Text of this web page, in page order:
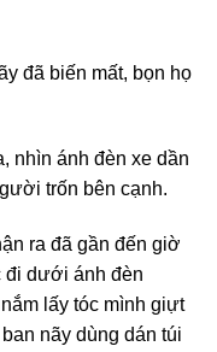
đã biến mất, bọn họ
nhìn ánh đèn xe dần
trốn bên cạnh.
ra đã gần đến giờ
đi dưới ánh đèn
lấy tóc mình giựt
nãy dùng dán túi